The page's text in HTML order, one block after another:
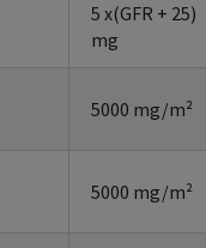
5 x(GFR + 25)
mg
5000 mg/m²
5000 mg/m²